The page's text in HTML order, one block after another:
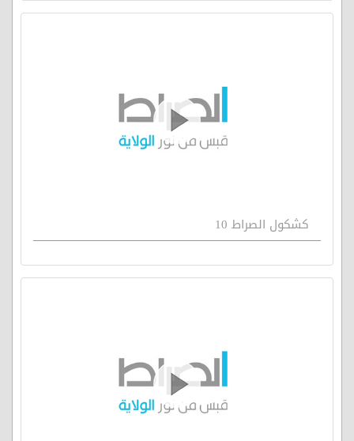
كشكول الصراط 10